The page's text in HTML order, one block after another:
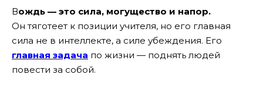
Вождь — это сила, могущество и напор.
Он тяготеет к позиции учителя, но его главная
сила не в интеллекте, а силе убеждения. Его
главная задача по жизни — поднять людей
повести за собой.